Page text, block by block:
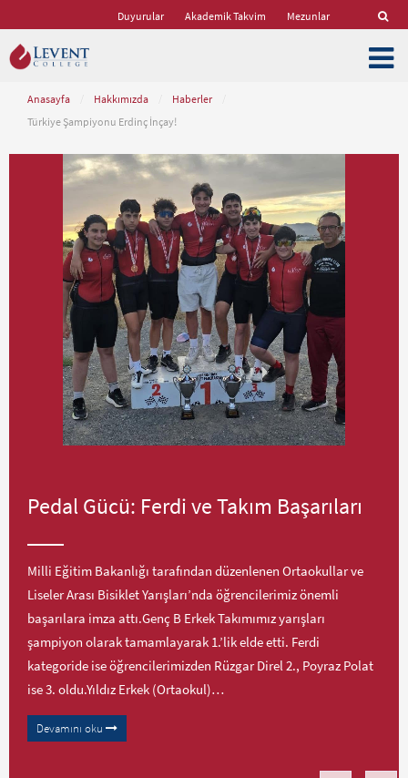
Duyurular Akademik Takvim Mezunlar
Anasayfa Hakkımızda Haberler
Türkiye Şampiyonu Erdinç İnçay!
Pedal Gücü: Ferdi ve Takım Başarıları
Milli Eğitim Bakanlığı tarafından düzenlenen Ortaokullar ve
Liseler Arası Bisiklet Yarışları’nda öğrencilerimiz önemli
başarılara imza attı.Genç B Erkek Takımımız yarışları
şampiyon olarak tamamlayarak 1.’lik elde etti. Ferdi
kategoride ise öğrencilerimizden Rüzgar Direl 2., Poyraz Polat
ise 3. oldu.Yıldız Erkek (Ortaokul)…
Devamını oku